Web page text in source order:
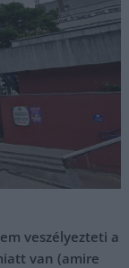
veszélyezteti a
van (amire